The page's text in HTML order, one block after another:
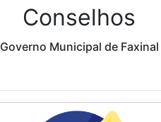
Conselhos
Governo Municipal de Faxinal